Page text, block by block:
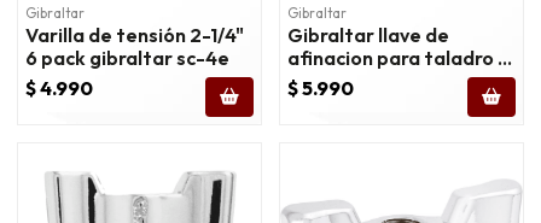
Gibraltar
Varilla de tensión 2-1/4"
6 pack gibraltar sc-4e
$ 4.990
Gibraltar
Gibraltar llave de
afinacion para taladro /
atornillador sc-db
$ 5.990